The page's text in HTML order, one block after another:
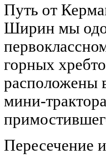
Путь от
Ширин мы
горных
расположены
мини-
Пересечение